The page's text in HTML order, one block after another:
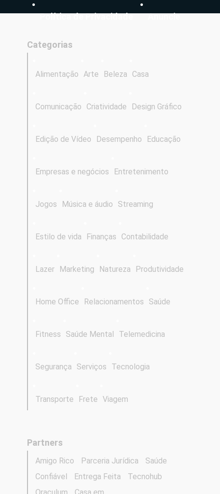
Política de Privacidade Anuncie
Categorias
Alimentação Arte Beleza Casa
Comunicação Criatividade Design Gráfico
Edição de Vídeo Desempenho Educação
Empresas e negócios Entretenimento
Jogos Música e áudio Streaming
Estilo de vida Finanças Contabilidade
Lazer Marketing Natureza Produtividade
Home Office Relacionamentos Saúde
Fitness Saúde Mental Telemedicina
Segurança Serviços Tecnologia
Transporte Frete Viagem
Partners
Amigo Rico Parceria Jurídica
Saúde
Confiável
Entrega Feita
Tecnohub